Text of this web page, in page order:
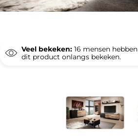
Veel bekeken: 16 mensen hebben
dit product onlangs bekeken.